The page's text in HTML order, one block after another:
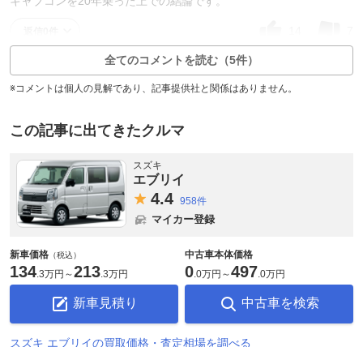
全てのコメントを読む（5件）
※コメントは個人の見解であり、記事提供社と関係はありません。
この記事に出てきたクルマ
スズキ
エブリイ
4.4 958件
マイカー登録
新車価格 （税込）
134.3万円 ～213.3万円
新車見積り
中古車本体価格
0.0万円 ～497.0万円
中古車を検索
スズキ エブリイの買取価格・査定相場を調べる